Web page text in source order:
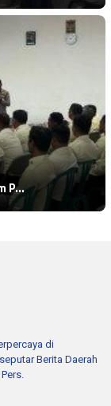
P…
di
Berita Daerah